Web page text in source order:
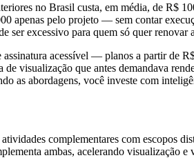
no Brasil custa, em média, de R$
apenas pelo projeto — sem contar
ser excessivo para quem só quer renovar
acessível — planos a partir de
de visualização que antes demandava
as abordagens, você investe com
complementares com escopos
ambas, acelerando visualização e